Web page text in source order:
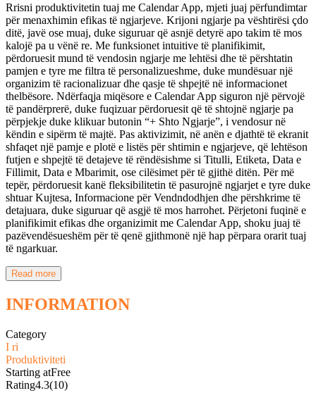
Rrisni produktivitetin tuaj me Calendar App, mjeti juaj përfundimtar
për menaxhimin efikas të ngjarjeve. Krijoni ngjarje pa vështirësi çdo
ditë, javë ose muaj, duke siguruar që asnjë detyrë apo takim të mos
kalojë pa u vënë re. Me funksionet intuitive të planifikimit,
përdoruesit mund të vendosin ngjarje me lehtësi dhe të përshtatin
pamjen e tyre me filtra të personalizueshme, duke mundësuar një
organizim të racionalizuar dhe qasje të shpejtë në informacionet
thelbësore. Ndërfaqja miqësore e Calendar App siguron një përvojë
të pandërprerë, duke fuqizuar përdoruesit që të shtojnë ngjarje pa
përpjekje duke klikuar butonin “+ Shto Ngjarje”, i vendosur në
këndin e sipërm të majtë. Pas aktivizimit, në anën e djathtë të ekranit
shfaqet një pamje e plotë e listës për shtimin e ngjarjeve, që lehtëson
futjen e shpejtë të detajeve të rëndësishme si Titulli, Etiketa, Data e
Fillimit, Data e Mbarimit, ose cilësimet për të gjithë ditën. Për më
tepër, përdoruesit kanë fleksibilitetin të pasurojnë ngjarjet e tyre duke
shtuar Kujtesa, Informacione për Vendndodhjen dhe përshkrime të
detajuara, duke siguruar që asgjë të mos harrohet. Përjetoni fuqinë e
planifikimit efikas dhe organizimit me Calendar App, shoku juaj të
pazëvendësueshëm për të qenë gjithmonë një hap përpara orarit tuaj
të ngarkuar.
Read more
INFORMATION
Category
I ri
Produktiviteti
Starting atFree
Rating4.3(10)